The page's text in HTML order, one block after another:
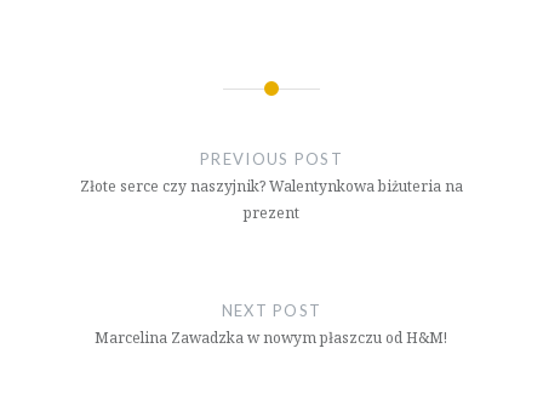
PREVIOUS POST
Złote serce czy naszyjnik? Walentynkowa biżuteria na
prezent
NEXT POST
Marcelina Zawadzka w nowym płaszczu od H&M!